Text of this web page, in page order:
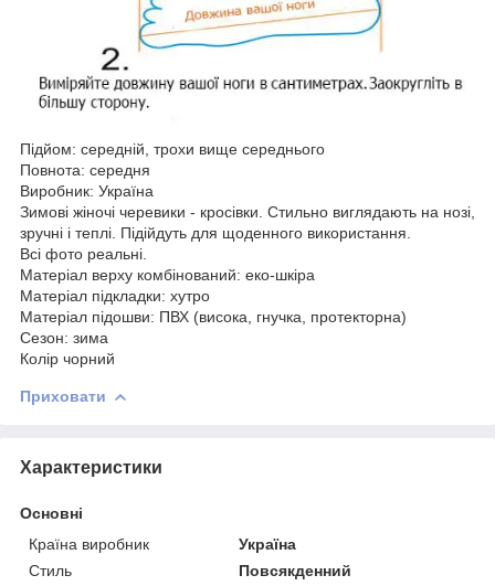
Підйом: середній, трохи вище середнього
Повнота: середня
Виробник: Україна
Зимові жіночі черевики - кросівки. Стильно виглядають на нозі,
зручні і теплі. Підійдуть для щоденного використання.
Всі фото реальні.
Матеріал верху комбінований: еко-шкіра
Матеріал підкладки: хутро
Матеріал підошви: ПВХ (висока, гнучка, протекторна)
Сезон: зима
Колір чорний
Приховати
Характеристики
Основні
Країна виробник
Україна
Стиль
Повсякденний